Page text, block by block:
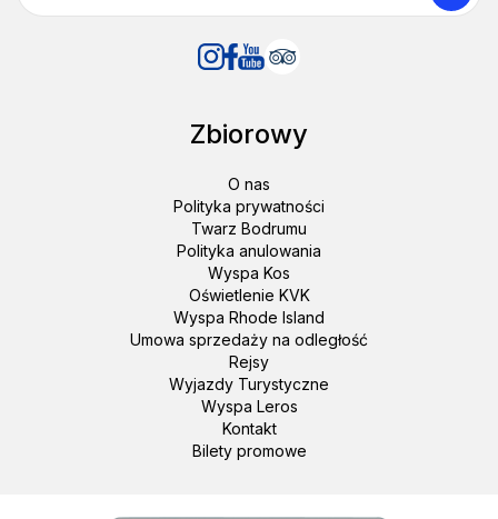
Zbiorowy
O nas
Polityka prywatności
Twarz Bodrumu
Polityka anulowania
Wyspa Kos
Oświetlenie KVK
Wyspa Rhode Island
Umowa sprzedaży na odległość
Rejsy
Wyjazdy Turystyczne
Wyspa Leros
Kontakt
Bilety promowe